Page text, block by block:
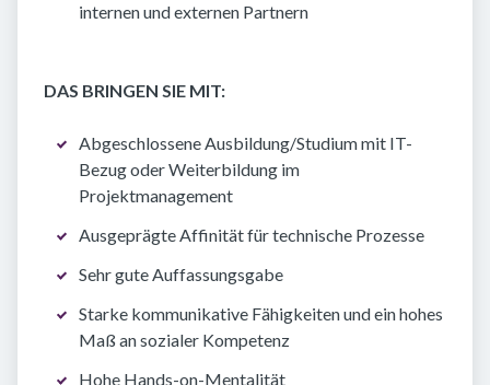
internen und externen Partnern
DAS BRINGEN SIE MIT:
Abgeschlossene Ausbildung/Studium mit IT-
Bezug oder Weiterbildung im
Projektmanagement
Ausgeprägte Affinität für technische Prozesse
Sehr gute Auffassungsgabe
Starke kommunikative Fähigkeiten und ein hohes
Maß an sozialer Kompetenz
Hohe Hands-on-Mentalität